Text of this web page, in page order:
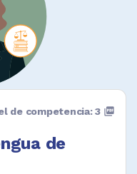
de
de competencia: 3 picture_as_pdf